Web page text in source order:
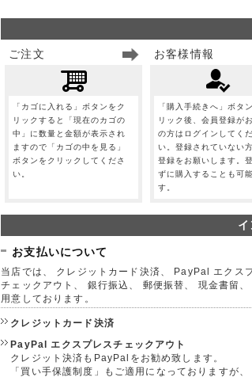
ご注文
「カゴに入れる」ボタンをク
リックすると「現在のカゴの
中」に数量と金額が表示され
ますので「カゴの中を見る」
ボタンをクリックしてくださ
い。
お客様情報
「購入手続きへ」ボタ
リック後、会員登録が
の方はログインしてく
い。登録されていない方
登録をお願いします。
ずに購入することも可
す。
お支払いについて
当店では、 クレジットカード決済、 PayPal エクス
チェックアウト、 銀行振込、 郵便振替、 現金書留、
用意しております。
クレジットカード決済
PayPal エクスプレスチェックアウト
クレジット決済もPayPalをお勧め致します。
「買い手保護制度」もご適用になっておりますが、